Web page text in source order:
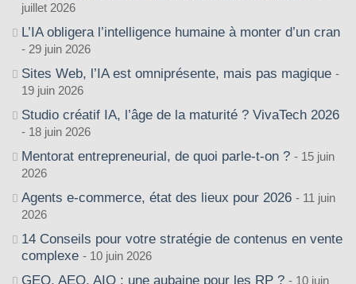
juillet 2026
L’IA obligera l’intelligence humaine à monter d’un cran
29 juin 2026
Sites Web, l’IA est omniprésente, mais pas magique
19 juin 2026
Studio créatif IA, l’âge de la maturité ? VivaTech 2026
18 juin 2026
Mentorat entrepreneurial, de quoi parle-t-on ?
15 juin
2026
Agents e-commerce, état des lieux pour 2026
11 juin
2026
14 Conseils pour votre stratégie de contenus en vente
complexe
10 juin 2026
GEO, AEO, AIO : une aubaine pour les RP ?
10 juin